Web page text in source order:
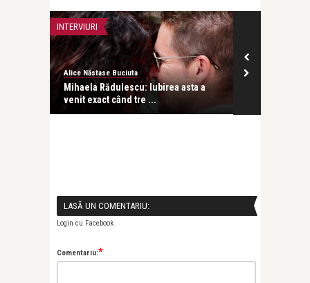
INTERVIURI
Alice Năstase Buciuta
Mihaela Rădulescu: Iubirea asta a
venit exact când tre ...
LASĂ UN COMENTARIU:
Login cu Facebook
Comentariu:*